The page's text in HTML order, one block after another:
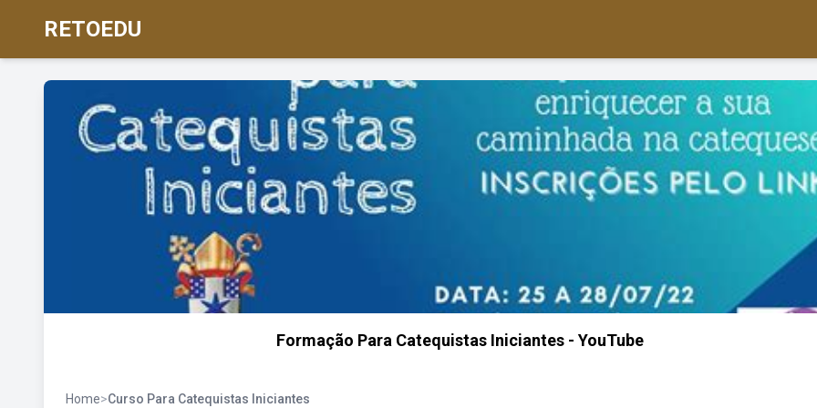
RETOEDU
Formação Para Catequistas Iniciantes - YouTube
Home>Curso Para Catequistas Iniciantes